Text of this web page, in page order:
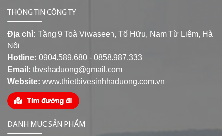
THÔNG TIN CÔNG TY
Địa chỉ: Tầng 9 Toà Viwaseen, Tố Hữu, Nam Từ Liêm, Hà
Nội
Hotline: 0904.589.680 - 0858.987.333
Email: tbvshaduong@gmail.com
Website: www.thietbivesinhhaduong.com.vn
DANH MỤC SẢN PHẨM